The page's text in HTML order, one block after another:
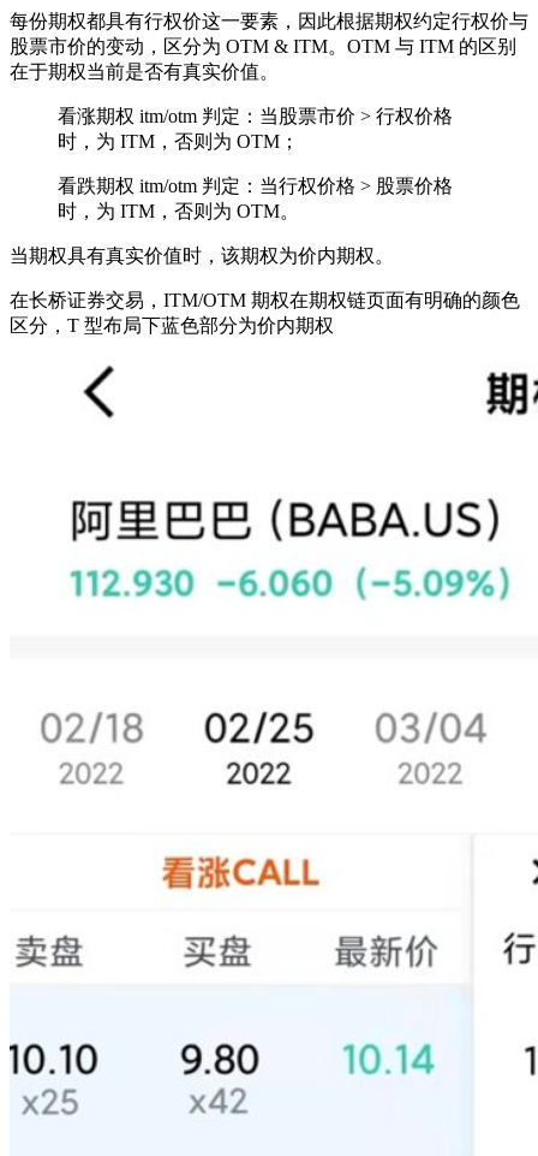
每份期权都具有行权价这一要素，因此根据期权约定行权价与
股票市价的变动，区分为 OTM & ITM。OTM 与 ITM 的区别
在于期权当前是否有真实价值。
看涨期权 itm/otm 判定：当股票市价 > 行权价格
时，为 ITM，否则为 OTM；
看跌期权 itm/otm 判定：当行权价格 > 股票价格
时，为 ITM，否则为 OTM。
当期权具有真实价值时，该期权为价内期权。
在长桥证券交易，ITM/OTM 期权在期权链页面有明确的颜色
区分，T 型布局下蓝色部分为价内期权